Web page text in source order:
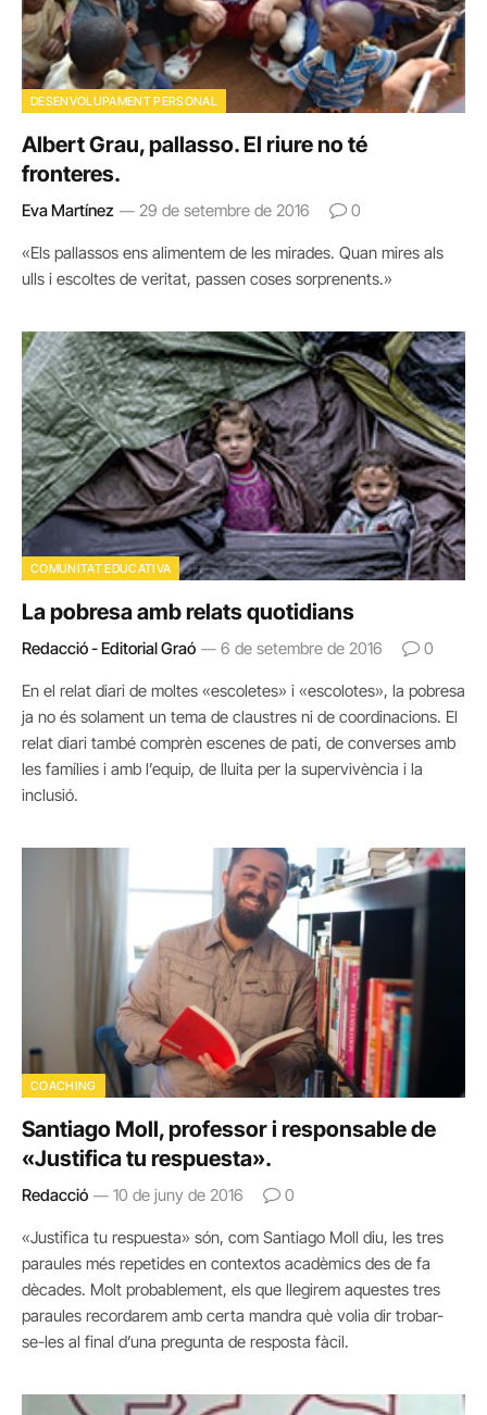
DESENVOLUPAMENT PERSONAL
Albert Grau, pallasso. El riure no té
fronteres.
Eva Martínez 29 de setembre de 2016 0
«Els pallassos ens alimentem de les mirades. Quan mires als
ulls i escoltes de veritat, passen coses sorprenents.»
COMUNITAT EDUCATIVA
La pobresa amb relats quotidians
Redacció - Editorial Graó 6 de setembre de 2016 0
En el relat diari de moltes «escoletes» i «escolotes», la pobresa
ja no és solament un tema de claustres ni de coordinacions. El
relat diari també comprèn escenes de pati, de converses amb
les famílies i amb l’equip, de lluita per la supervivència i la
inclusió.
COACHING
Santiago Moll, professor i responsable de
«Justifica tu respuesta».
Redacció 10 de juny de 2016 0
«Justifica tu respuesta» són, com Santiago Moll diu, les tres
paraules més repetides en contextos acadèmics des de fa
dècades. Molt probablement, els que llegirem aquestes tres
paraules recordarem amb certa mandra què volia dir trobar-
se-les al final d’una pregunta de resposta fàcil.